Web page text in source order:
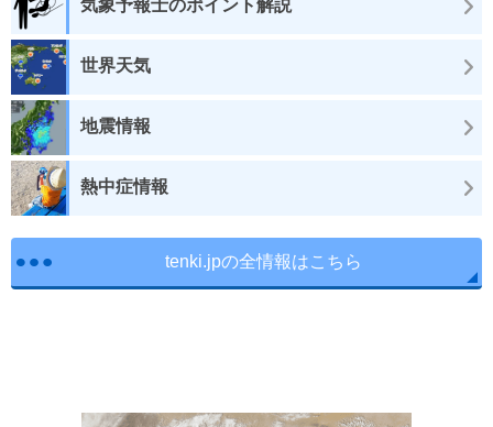
気象予報士のポイント解説
世界天気
地震情報
熱中症情報
tenki.jpの全情報はこちら